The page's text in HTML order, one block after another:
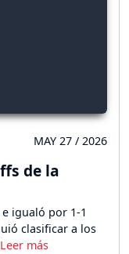
MAY 27 / 2026
de la
igualó por 1-1
clasificar a los